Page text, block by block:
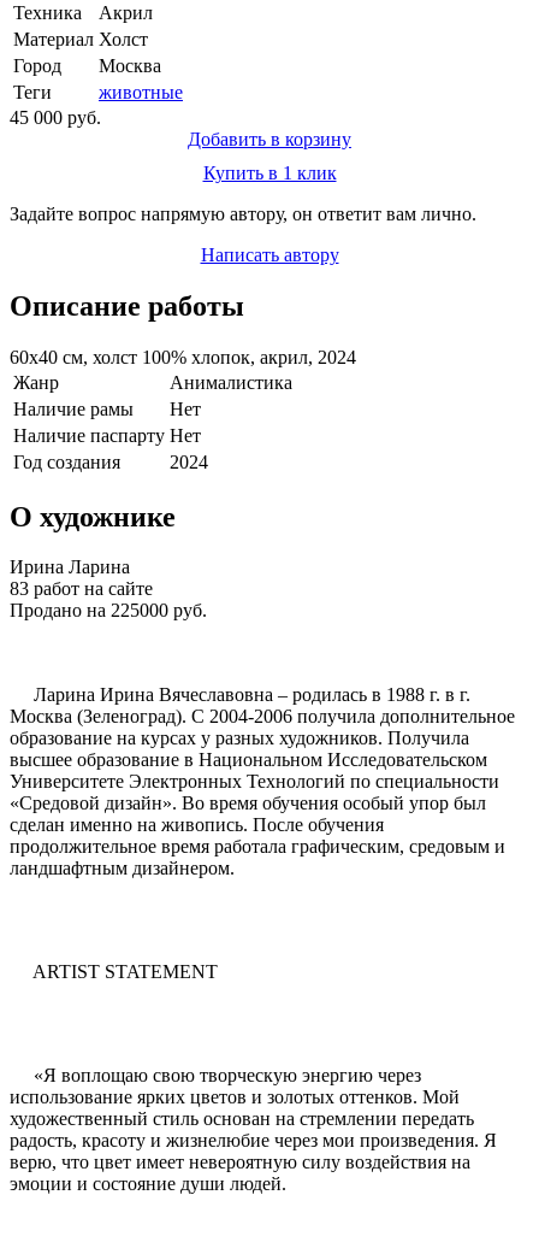
Техника
Акрил
Материал Холст
Город
Москва
Теги
животные
45 000 руб.
Добавить в корзину
Купить в 1 клик
Задайте вопрос напрямую автору, он ответит вам лично.
Написать автору
Описание работы
60х40 см, холст 100% хлопок, акрил, 2024
Жанр
Анималистика
Наличие рамы
Нет
Наличие паспарту Нет
Год создания
2024
О художнике
Ирина Ларина
83 работ на сайте
Продано на 225000 руб.
Ларина Ирина Вячеславовна – родилась в 1988 г. в г.
Москва (Зеленоград). С 2004-2006 получила дополнительное
образование на курсах у разных художников. Получила
высшее образование в Национальном Исследовательском
Университете Электронных Технологий по специальности
«Средовой дизайн». Во время обучения особый упор был
сделан именно на живопись. После обучения
продолжительное время работала графическим, средовым и
ландшафтным дизайнером.
ARTIST STATEMENT
«Я воплощаю свою творческую энергию через
использование ярких цветов и золотых оттенков. Мой
художественный стиль основан на стремлении передать
радость, красоту и жизнелюбие через мои произведения. Я
верю, что цвет имеет невероятную силу воздействия на
эмоции и состояние души людей.